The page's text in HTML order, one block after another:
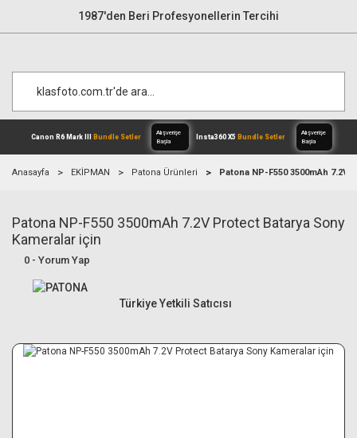
1987'den Beri Profesyonellerin Tercihi
Canon R6 Mark IIIBundle Setler
Alışverişe
Anasayfa EKİPMAN Patona Ürünleri Patona NP-F550 3500mAh
Patona NP-F550 3500mAh 7.2V Protect Batarya Sony
Kameralar için
0 - Yorum Yap
Türkiye Yetkili Satıcısı